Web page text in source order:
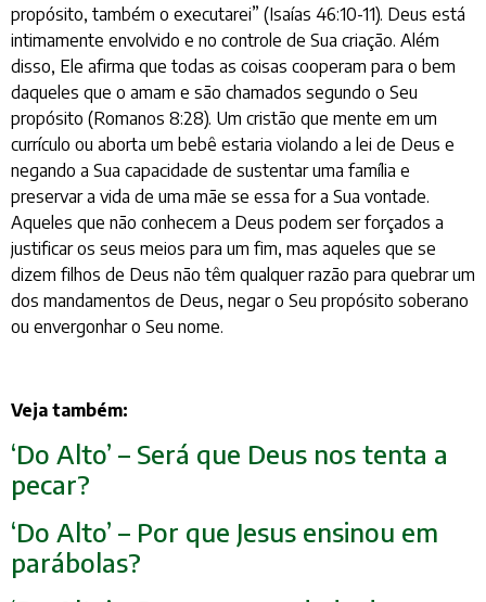
propósito, também o executarei” (Isaías 46:10-11). Deus está
intimamente envolvido e no controle de Sua criação. Além
disso, Ele afirma que todas as coisas cooperam para o bem
daqueles que o amam e são chamados segundo o Seu
propósito (Romanos 8:28). Um cristão que mente em um
currículo ou aborta um bebê estaria violando a lei de Deus e
negando a Sua capacidade de sustentar uma família e
preservar a vida de uma mãe se essa for a Sua vontade.
Aqueles que não conhecem a Deus podem ser forçados a
justificar os seus meios para um fim, mas aqueles que se
dizem filhos de Deus não têm qualquer razão para quebrar um
dos mandamentos de Deus, negar o Seu propósito soberano
ou envergonhar o Seu nome.
Veja também:
‘Do Alto’ – Será que Deus nos tenta a
pecar?
‘Do Alto’ – Por que Jesus ensinou em
parábolas?